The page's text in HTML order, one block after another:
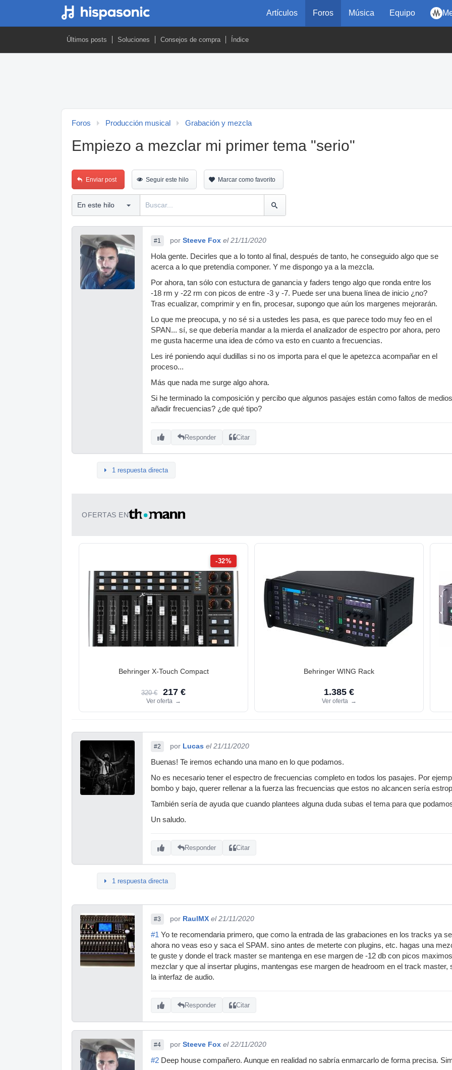
Artículos Foros Música Equipo
Últimos posts Soluciones Consejos de compra Índice
Foros Producción musical Grabación y mezcla
Empiezo a mezclar mi primer tema "serio"
Enviar post Seguir este hilo Marcar como favorito
#1 por Steeve Fox el 21/11/2020
Hola gente. Decirles que a lo tonto al final, después de tanto, he conseguido algo que se
acerca a lo que pretendía componer. Y me dispongo ya a la mezcla.
Por ahora, tan sólo con estuctura de ganancia y faders tengo algo que ronda entre los
-18 rm y -22 rm con picos de entre -3 y -7. Puede ser una buena línea de inicio ¿no?
Tras ecualizar, comprimir y en fin, procesar, supongo que aún los margenes mejorarán.
Lo que me preocupa, y no sé si a ustedes les pasa, es que parece todo muy feo en el
SPAN... sí, se que debería mandar a la mierda el analizador de espectro por ahora, pero
me gusta hacerme una idea de cómo va esto en cuanto a frecuencias.
Les iré poniendo aquí dudillas si no os importa para el que le apetezca acompañar en el
proceso...
Más que nada me surge algo ahora.
Si he terminado la composición y percibo que algunos pasajes están como faltos de
añadir frecuencias? ¿de qué tipo?
Responder Citar
1 respuesta directa
OFERTAS EN
-32%
Behringer X-Touch Compact
320 € 217 €
Ver oferta →
Behringer WING Rack
1.385 €
Ver oferta →
#2 por Lucas el 21/11/2020
Buenas! Te iremos echando una mano en lo que podamos.
No es necesario tener el espectro de frecuencias completo en todos los pasajes. Por
bombo y bajo, querer rellenar a la fuerza las frecuencias que estos no alcancen sería
También sería de ayuda que cuando plantees alguna duda subas el tema para que
Un saludo.
Responder Citar
1 respuesta directa
#3 por RaulMX el 21/11/2020
#1 Yo te recomendaria primero, que como la entrada de las grabaciones en los tracks ya
ahora no veas eso y saca el SPAM. sino antes de meterte con plugins, etc. hagas una
te guste y donde el track master se mantenga en ese margen de -12 db con picos
mezclar y que al insertar plugins, mantengas ese margen de headroom en el track
la interfaz de audio.
Responder Citar
#4 por Steeve Fox el 22/11/2020
#2 Deep house compañero. Aunque en realidad no sabría enmarcarlo de forma precisa.